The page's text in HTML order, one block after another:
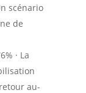
scénario
de
· La
au-